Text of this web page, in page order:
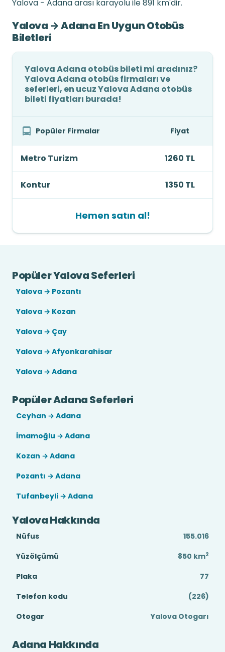
Yalova - Adana arası karayolu ile 891 km'dir.
Yalova → Adana En Uygun Otobüs
Biletleri
Yalova Adana otobüs bileti mi aradınız?
Yalova Adana otobüs firmaları ve
seferleri, en ucuz Yalova Adana otobüs
bileti fiyatları burada!
Popüler Firmalar Fiyat
Metro Turizm 1260 TL
Kontur 1350 TL
Hemen satın al!
Popüler Yalova Seferleri
Yalova → Pozantı
Yalova → Kozan
Yalova → Çay
Yalova → Afyonkarahisar
Yalova → Adana
Popüler Adana Seferleri
Ceyhan → Adana
İmamoğlu → Adana
Kozan → Adana
Pozantı → Adana
Tufanbeyli → Adana
Yalova Hakkında
Nüfus
155.016
Yüzölçümü
850 km2
Plaka
77
Telefon kodu
(226)
Otogar
Yalova Otogarı
Adana Hakkında